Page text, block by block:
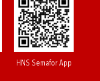
HNS Semafor App